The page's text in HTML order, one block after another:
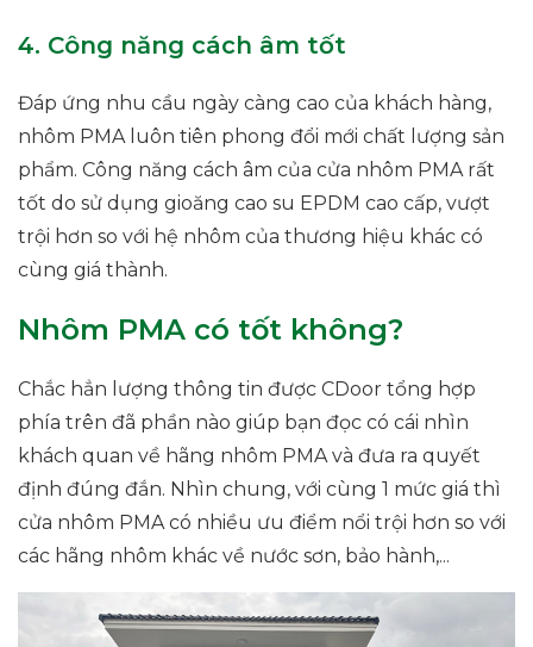
4. Công năng cách âm tốt
Đáp ứng nhu cầu ngày càng cao của khách hàng,
nhôm PMA luôn tiên phong đổi mới chất lượng sản
phẩm. Công năng cách âm của cửa nhôm PMA rất
tốt do sử dụng gioăng cao su EPDM cao cấp, vượt
trội hơn so với hệ nhôm của thương hiệu khác có
cùng giá thành.
Nhôm PMA có tốt không?
Chắc hẳn lượng thông tin được CDoor tổng hợp
phía trên đã phần nào giúp bạn đọc có cái nhìn
khách quan về hãng nhôm PMA và đưa ra quyết
định đúng đắn. Nhìn chung, với cùng 1 mức giá thì
cửa nhôm PMA có nhiều ưu điểm nổi trội hơn so với
các hãng nhôm khác về nước sơn, bảo hành,...